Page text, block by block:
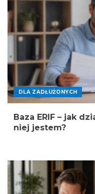
DLA ZADŁUŻONYCH
Baza ERIF – jak
niej jestem?